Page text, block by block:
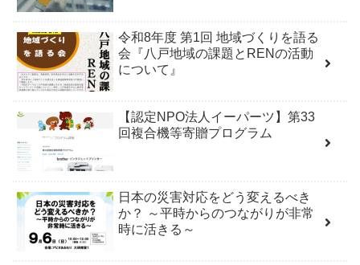
令和8年度 第1回 地域づくりを語る
会『八戸地域の課題とRENの活動
について』
【認定NPO法人イーパーツ】第33
回複合機等寄贈プログラム
日本の災害対応をどう変えるべき
か？ ～平時からのつながりが非常
時に活きる～